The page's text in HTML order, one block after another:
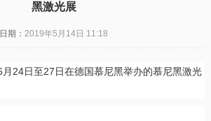
黑激光展
日期：2019年5月14日 11:18
24日至27日在德国慕尼黑举办的慕尼黑激光